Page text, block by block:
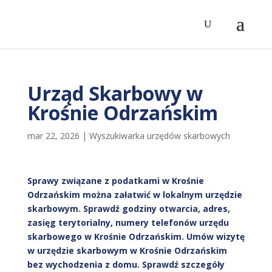
Urząd Skarbowy w
Krośnie Odrzańskim
mar 22, 2026 | Wyszukiwarka urzędów skarbowych
Sprawy związane z podatkami w Krośnie
Odrzańskim można załatwić w lokalnym urzędzie
skarbowym. Sprawdź godziny otwarcia, adres,
zasięg terytorialny, numery telefonów urzędu
skarbowego w Krośnie Odrzańskim. Umów wizytę
w urzędzie skarbowym w Krośnie Odrzańskim
bez wychodzenia z domu. Sprawdź szczegóły